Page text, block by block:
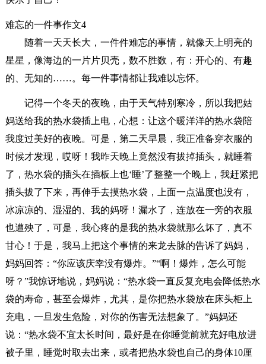
难忘的一件事作文4
随着一天天长大，一件件难忘的事情，就像天上明亮的
星星，像海边的一片片贝壳，数不胜数，有：开心的、有趣
的、无知的……。每一件事情都让我难以忘怀。
记得一个冬天的夜晚，由于天气特别寒冷，所以我把姑
妈送给我的热水袋插上电，心想：让这个暖洋洋的热水袋陪
我度过美好的夜晚。可是，第二天早晨，我正准备穿衣服的
时候才发现，哎呀！我昨天晚上竟然没有拔掉插头，就睡着
了，热水袋的插头在插板上也‘睡’了整整一个晚上，我赶紧把
插头拔了下来，再伸手去摸热水袋，上面一点温度也没有，
冰凉凉的、湿湿的、我的妈呀！漏水了，连放在一旁的衣服
也遭殃了，可是，我心疼的是我的热水袋就那么坏了，真不
甘心！于是，我马上把这个事情的来龙去脉的告诉了妈妈，
妈妈回答：“你应该庆幸没有爆炸。”“啊！爆炸，怎么可能
呀？”我惊讶地说，妈妈说：“热水袋一直反复充电会降低热水
袋的寿命，甚至会爆炸，尤其，是你把热水袋放在床头柜上
充电，一旦发生危险，对你的伤害无法想象了。”妈妈还
说：“热水袋不宜太长时间，最好是在你睡觉前就充好电放进
被子里，睡觉时取去出来，或者把热水袋也自己的身体10厘